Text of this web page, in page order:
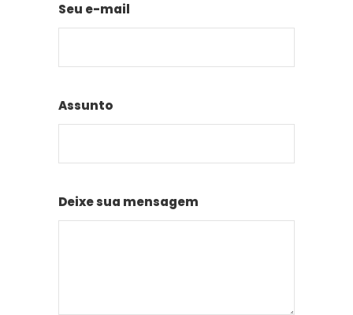
Seu e-mail
Assunto
Deixe sua mensagem